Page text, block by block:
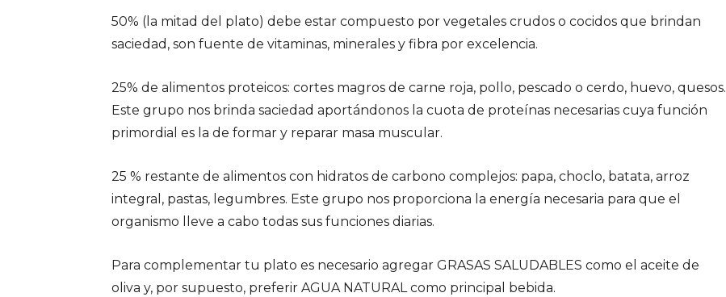
50% (la mitad del plato) debe estar compuesto por vegetales crudos o cocidos que brindan
saciedad, son fuente de vitaminas, minerales y fibra por excelencia.
25% de alimentos proteicos: cortes magros de carne roja, pollo, pescado o cerdo, huevo, quesos.
Este grupo nos brinda saciedad aportándonos la cuota de proteínas necesarias cuya función
primordial es la de formar y reparar masa muscular.
25 % restante de alimentos con hidratos de carbono complejos: papa, choclo, batata, arroz
integral, pastas, legumbres. Este grupo nos proporciona la energía necesaria para que el
organismo lleve a cabo todas sus funciones diarias.
Para complementar tu plato es necesario agregar GRASAS SALUDABLES como el aceite de
oliva y, por supuesto, preferir AGUA NATURAL como principal bebida.